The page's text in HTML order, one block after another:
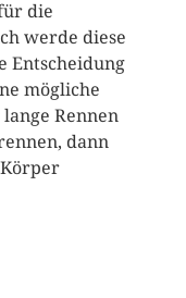
die
werde diese
Entscheidung
mögliche
Rennen
dann